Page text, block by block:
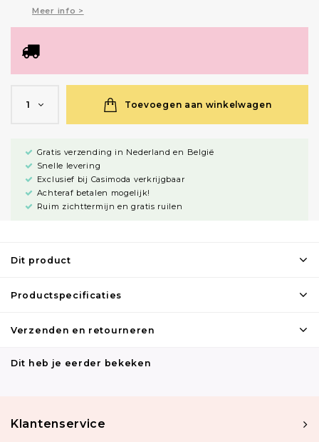
Meer info >
1 Toevoegen aan winkelwagen
Gratis verzending in Nederland en België
Snelle levering
Exclusief bij Casimoda verkrijgbaar
Achteraf betalen mogelijk!
Ruim zichttermijn en gratis ruilen
Dit product
Productspecificaties
Verzenden en retourneren
Dit heb je eerder bekeken
Klantenservice